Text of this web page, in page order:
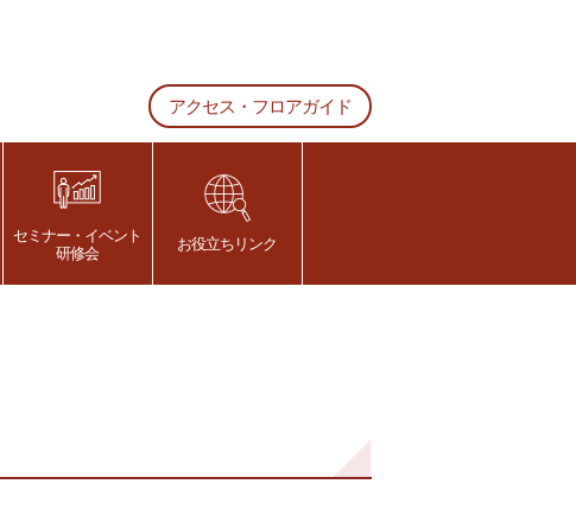
アクセス・フロアガイド
セミナー・イベント
研修会
お役立ちリンク